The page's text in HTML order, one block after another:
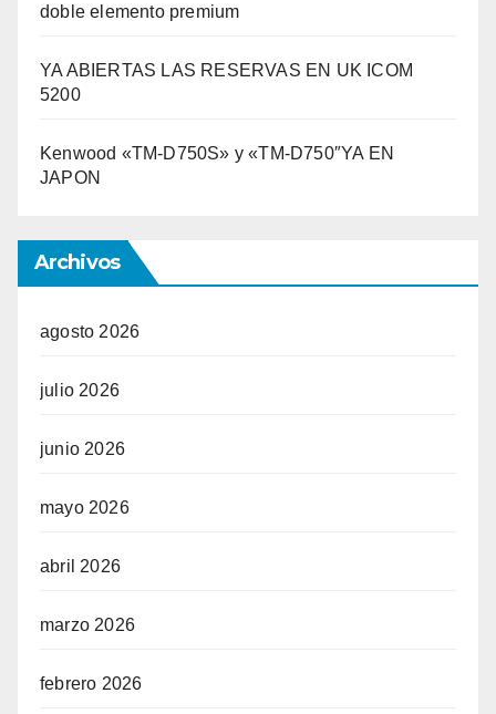
doble elemento premium
YA ABIERTAS LAS RESERVAS EN UK ICOM
5200
Kenwood «TM-D750S» y «TM-D750″YA EN
JAPON
Archivos
agosto 2026
julio 2026
junio 2026
mayo 2026
abril 2026
marzo 2026
febrero 2026